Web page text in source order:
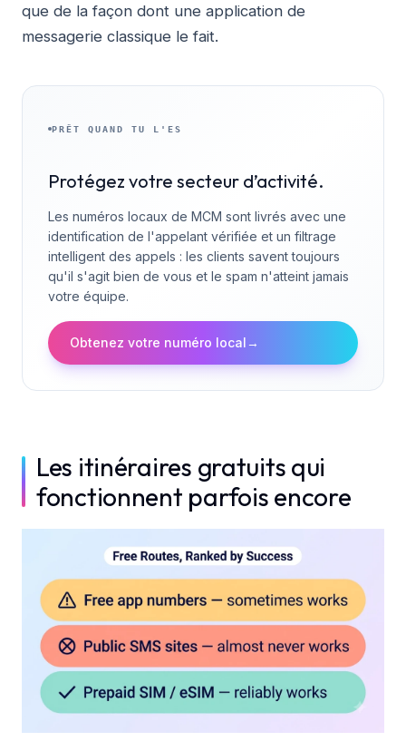
que de la façon dont une application de
messagerie classique le fait.
PRÊT QUAND TU L'ES
Protégez votre secteur d’activité.
Les numéros locaux de MCM sont livrés avec une
identification de l'appelant vérifiée et un filtrage
intelligent des appels : les clients savent toujours
qu'il s'agit bien de vous et le spam n'atteint jamais
votre équipe.
Obtenez votre numéro local →
Les itinéraires gratuits qui
fonctionnent parfois encore